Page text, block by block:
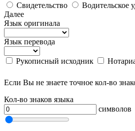
Свидетельство
Водительское
Далее
Язык оригинала
Язык перевода
Рукописный исходник
Если Вы не знаете точное кол-во
Кол-во знаков языка
символов